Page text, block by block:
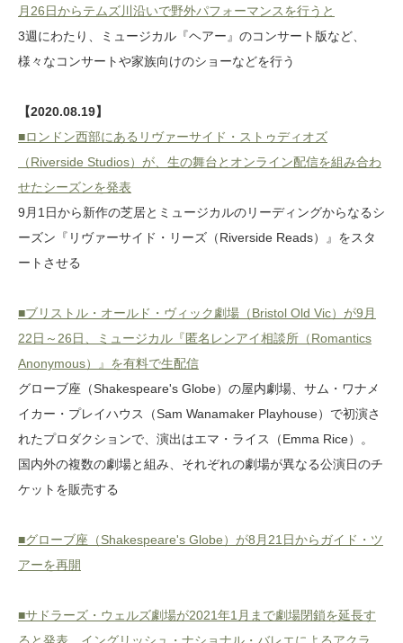
月26日からテムズ川沿いで野外パフォーマンスを行うと
3週にわたり、ミュージカル『ヘアー』のコンサート版など、
様々なコンサートや家族向けのショーなどを行う
【2020.08.19】
■ロンドン西部にあるリヴァーサイド・ストゥディオズ
（Riverside Studios）が、生の舞台とオンライン配信を組み合わ
せたシーズンを発表
9月1日から新作の芝居とミュージカルのリーディングからなるシ
ーズン『リヴァーサイド・リーズ（Riverside Reads）』をスタ
ートさせる
■ブリストル・オールド・ヴィック劇場（Bristol Old Vic）が9月
22日～26日、ミュージカル『匿名レンアイ相談所（Romantics
Anonymous）』を有料で生配信
グローブ座（Shakespeare's Globe）の屋内劇場、サム・ワナメ
イカー・プレイハウス（Sam Wanamaker Playhouse）で初演さ
れたプロダクションで、演出はエマ・ライス（Emma Rice）。
国内外の複数の劇場と組み、それぞれの劇場が異なる公演日のチ
ケットを販売する
■グローブ座（Shakespeare's Globe）が8月21日からガイド・ツ
アーを再開
■サドラーズ・ウェルズ劇場が2021年1月まで劇場閉鎖を延長す